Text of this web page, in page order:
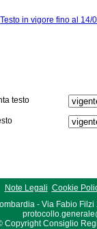
Testo in vigore fino al 14/
testo
Note Legali Cookie
- Via Fabio Filzi
Copyright Consiglio